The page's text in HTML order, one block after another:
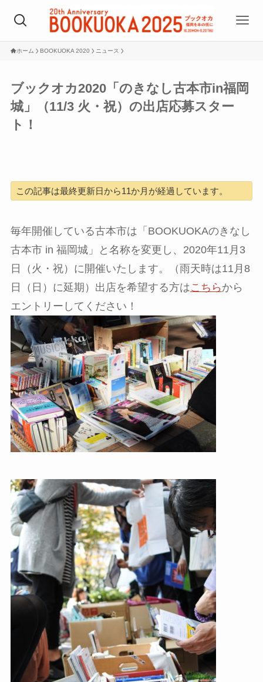
ホーム BOOKUOKA 2020 ニュース
ブックオカ2020「のきなし古本市in福岡
城」（11/3 火・祝）の出店応募スター
ト！
この記事は最終更新日から11か月が経過しています。
毎年開催している古本市は「BOOKUOKAのきなし
古本市 in 福岡城」と名称を変更し、2020年11月3
日（火・祝）に開催いたします。（雨天時は11月8
日（日）に延期）出店を希望する方はこちら から
エントリーしてください！